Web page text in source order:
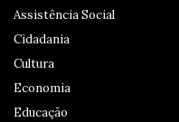
Assistência Social
Cidadania
Cultura
Economia
Educação